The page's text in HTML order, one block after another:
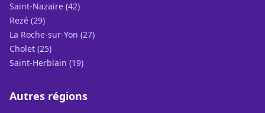
Saint-Nazaire (42)
Rezé (29)
La Roche-sur-Yon (27)
Cholet (25)
Saint-Herblain (19)
Autres régions